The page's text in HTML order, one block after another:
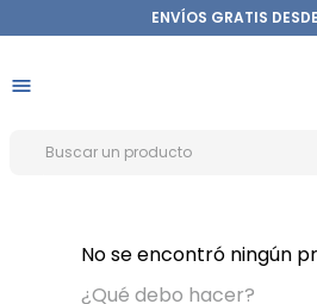
ENVÍOS GRATIS
No se encontró ningún
¿Qué debo hacer?